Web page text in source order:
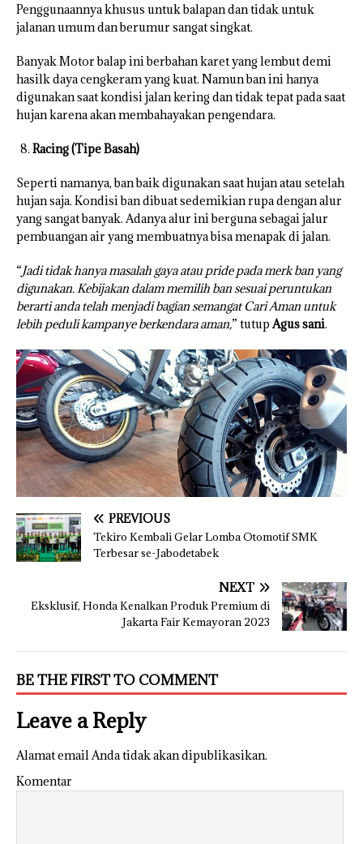
Penggunaannya khusus untuk balapan dan tidak untuk
jalanan umum dan berumur sangat singkat.
Banyak Motor balap ini berbahan karet yang lembut demi
hasilk daya cengkeram yang kuat. Namun ban ini hanya
digunakan saat kondisi jalan kering dan tidak tepat pada saat
hujan karena akan membahayakan pengendara.
Racing (Tipe Basah)
Seperti namanya, ban baik digunakan saat hujan atau setelah
hujan saja. Kondisi ban dibuat sedemikian rupa dengan alur
yang sangat banyak. Adanya alur ini berguna sebagai jalur
pembuangan air yang membuatnya bisa menapak di jalan.
“Jadi tidak hanya masalah gaya atau pride pada merk ban yang
digunakan. Kebijakan dalam memilih ban sesuai peruntukan
berarti anda telah menjadi bagian semangat Cari Aman untuk
lebih peduli kampanye berkendara aman,” tutup Agus sani.
PREVIOUS
Tekiro Kembali Gelar Lomba Otomotif SMK
Terbesar se-Jabodetabek
NEXT
Eksklusif, Honda Kenalkan Produk Premium di
Jakarta Fair Kemayoran 2023
BE THE FIRST TO COMMENT
Leave a Reply
Alamat email Anda tidak akan dipublikasikan.
Komentar